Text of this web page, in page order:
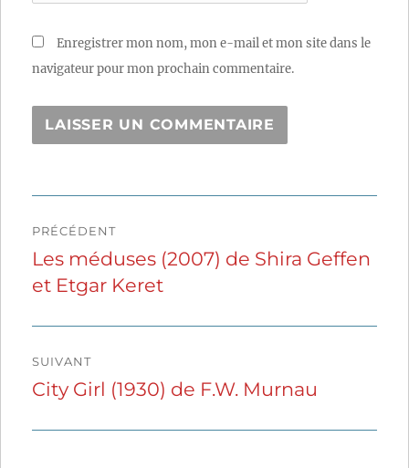
Enregistrer mon nom, mon e-mail et mon site dans le
navigateur pour mon prochain commentaire.
de
l’article
PRÉCÉDENT
Publication
précédente :
Les méduses (2007) de Shira Geffen
et Etgar Keret
SUIVANT
Publication
City Girl (1930) de F.W. Murnau